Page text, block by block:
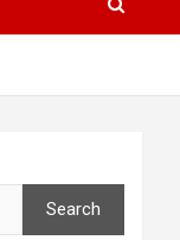
Search